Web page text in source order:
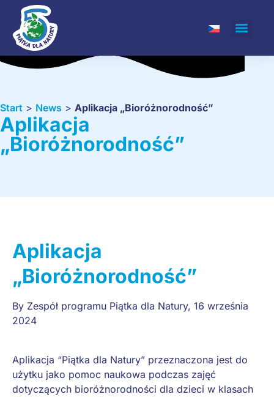
Start > News > Aplikacja „Bioróżnorodność”
Aplikacja
„Bioróżnorodność”
Aplikacja
„Bioróżnorodność”
By Zespół programu Piątka dla Natury, 16 września
2024
Aplikacja “Piątka dla Natury” przeznaczona jest do
użytku jako pomoc naukowa podczas zajęć
dotyczących bioróżnorodności dla dzieci w klasach